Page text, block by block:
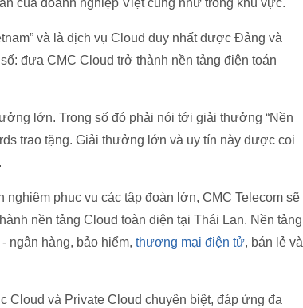
của doanh nghiệp Việt cũng như trong khu vực.
và là dịch vụ Cloud duy nhất được Đảng và
đưa CMC Cloud trở thành nền tảng điện toán
lớn. Trong số đó phải nói tới giải thưởng “Nền
trao tặng. Giải thưởng lớn và uy tín này được coi
phục vụ các tập đoàn lớn, CMC Telecom sẽ
nền tảng Cloud toàn diện tại Thái Lan. Nền tảng
ngân hàng, bảo hiểm, thương mại điện tử, bán lẻ và
Cloud và Private Cloud chuyên biệt, đáp ứng đa